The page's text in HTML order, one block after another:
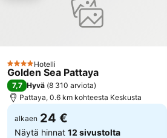
4 Tähtiluokitus
Hotelli
Golden Sea Pattaya
7,7 Hyvä (8 310 arviota)
Pattaya, 0.6 km kohteesta Keskusta
alkaen 24 €
Näytä hinnat 12 sivustolta